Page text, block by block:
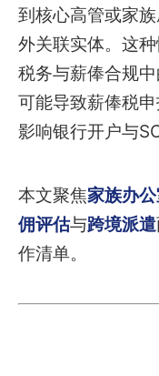
到核心高管或家
外关联实体。这
税务与薪俸合规
可能导致薪俸税
影响银行开户与
本文聚焦家族办
佣评估与跨境派遣
作清单。